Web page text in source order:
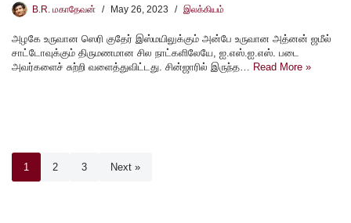
B.R. மகாதேவன் May 26, 2023 இலக்கியம்
அழகே உருவான ஸெரி குதேர் இஸ்மயிலுக்கும் அன்பே உருவான அத்னன் ஜமீல்
சாட்டோவுக்கும் திருமணமான சில நாட்களிலேயே, ஐ.எஸ்.ஐ.எஸ். படை
அவர்களைச் சுற்றி வளைத்துவிட்டது. சின்ஜாரில் இருந்த…
Read More »
1 2 3 Next »